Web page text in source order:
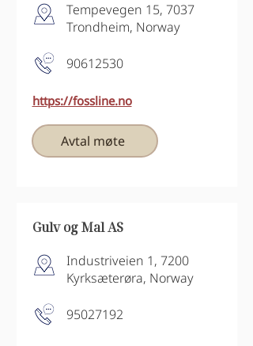
Tempevegen 15, 7037
Trondheim, Norway
90612530
https://fossline.no
Avtal møte
Gulv og Mal AS
Industriveien 1, 7200
Kyrksæterøra, Norway
95027192